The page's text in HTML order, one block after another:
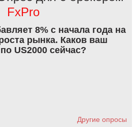
FxPro
8% с начала года на
рынка. Каков ваш
US2000 сейчас?
Другие опросы